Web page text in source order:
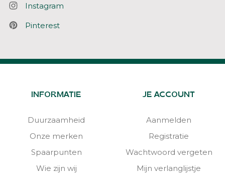
Instagram
Pinterest
INFORMATIE
Duurzaamheid
Onze merken
Spaarpunten
Wie zijn wij
JE ACCOUNT
Aanmelden
Registratie
Wachtwoord vergeten
Mijn verlanglijstje